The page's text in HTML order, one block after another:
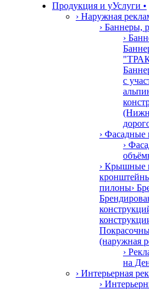
Продукция и уУслуги •
› Наружная
› Баннеры,
›
с
› Фасадные
›
› Крышные
пилоны›
(наружная
›
на
› Интерьерная
›